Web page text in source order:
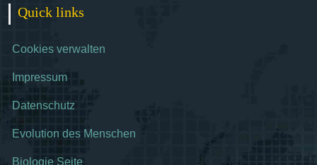
Quick links
Cookies verwalten
Impressum
Datenschutz
Evolution des Menschen
Biologie Seite